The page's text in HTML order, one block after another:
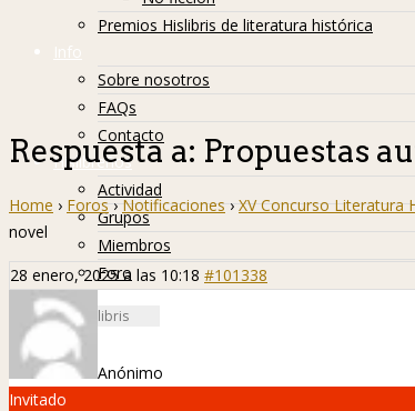
Premios Hislibris de literatura histórica
Info
Sobre nosotros
FAQs
Contacto
Hislibreños
Actividad
Grupos
Miembros
Foro
Respuesta a: Propuestas
Home › Foros › Notificaciones › XV Concurso Literatura
novel
28 enero, 2025 a las 10:18 #101338
Anónimo
Invitado